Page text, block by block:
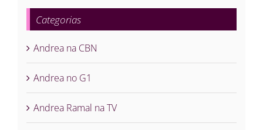
Categorias
Andrea na CBN
Andrea no G1
Andrea Ramal na TV